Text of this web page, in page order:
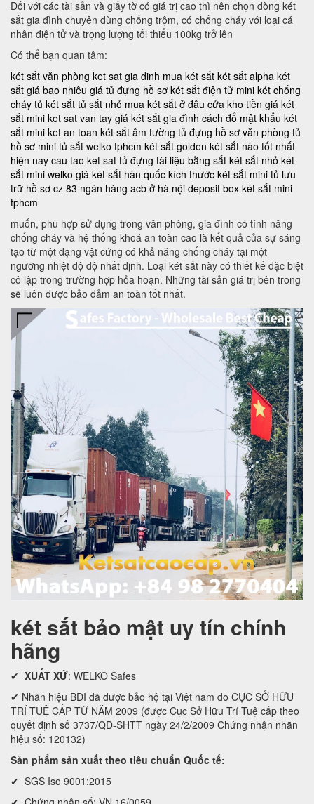
Đối với các tài sản và giấy tờ có giá trị cao thì nên chọn dòng két
sắt gia đình chuyên dùng chống trộm, có chống cháy với loại cá
nhân điện tử và trọng lượng tối thiểu 100kg trở lên
Có thể bạn quan tâm:
két sắt văn phòng ket sat gia dinh mua két sắt két sắt alpha két
sắt giá bao nhiêu giá tủ đựng hồ sơ két sắt điện tử mini két chống
cháy tủ két sắt tủ sắt nhỏ mua két sắt ở đâu cửa kho tiền giá két
sắt mini ket sat van tay giá két sắt gia đình cách đổ mật khẩu két
sắt mini ket an toan két sắt âm tường tủ đựng hồ sơ văn phòng tủ
hồ sơ mini tủ sắt welko tphcm két sắt golden két sắt nào tốt nhất
hiện nay cau tao ket sat tủ đựng tài liệu bằng sắt két sắt nhỏ két
sắt mini welko giá két sắt hàn quốc kích thước két sắt mini tủ lưu
trữ hồ sơ cz 83 ngân hàng acb ở hà nội deposit box két sắt mini
tphcm
muốn, phù hợp sử dụng trong văn phòng, gia đình có tính năng
chống cháy và hệ thống khoá an toàn cao là kết quả của sự sáng
tạo từ một dạng vật cứng có khả năng chống cháy tại một
ngưỡng nhiệt độ độ nhất định. Loại két sắt này có thiết kế đặc biệt
cô lập trong trường hợp hỏa hoạn. Những tài sản giá trị bên trong
sẽ luôn được bảo đảm an toàn tốt nhất.
két sắt bảo mật uy tín chính
hãng
✔ XUẤT XỨ: WELKO Safes
✔ Nhãn hiệu BDI đã được bảo hộ tại Việt nam do CỤC SỞ HỮU
TRÍ TUỆ CẤP TỪ NĂM 2009 (được Cục Sở Hữu Trí Tuệ cấp theo
quyết định số 3737/QĐ-SHTT ngày 24/2/2009 Chứng nhận nhãn
hiệu số: 120132)
Sản phẩm sản xuất theo tiêu chuẩn Quốc tế:
✔ SGS Iso 9001:2015